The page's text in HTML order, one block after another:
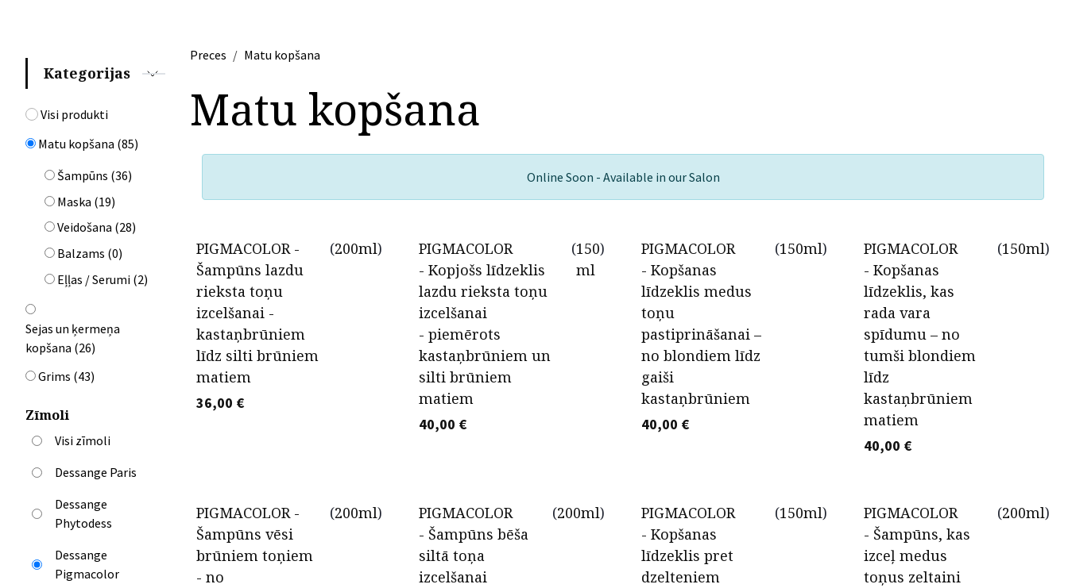
Kategorijas
Visi produkti
Matu kopšana (85)
Šampūns (36)
Maska (19)
Veidošana (28)
Balzams (0)
Eļļas / Serumi (2)
Sejas un ķermeņa
kopšana (26)
Grims (43)
Zīmoli
Visi zīmoli
Dessange Paris
Dessange
Phytodess
Dessange
Pigmacolor
Preces Matu kopšana
Matu kopšana
Online Soon - Available in our Salon
PIGMACOLOR -
Šampūns lazdu
rieksta toņu
izcelšanai -
kastaņbrūniem
līdz silti brūniem
matiem
(200ml)
36,00 €
PIGMACOLOR
- Kopjošs līdzeklis
lazdu rieksta toņu
izcelšanai
- piemērots
kastaņbrūniem un
silti brūniem
matiem
(150
ml
)
40,00 €
PIGMACOLOR
- Kopšanas
līdzeklis medus
toņu
pastiprināšanai –
no blondiem līdz
gaiši
kastaņbrūniem
(150ml)
40,00 €
PIGMACOLOR
- Kopšanas
līdzeklis, kas
rada vara
spīdumu – no
tumši blondiem
līdz
kastaņbrūniem
matiem
(150ml)
40,00 €
PIGMACOLOR -
Šampūns vēsi
brūniem toņiem
- no
(200ml)
PIGMACOLOR
- Šampūns bēša
siltā toņa
izcelšanai
(200ml)
PIGMACOLOR
- Kopšanas
līdzeklis pret
dzelteniem
(150ml)
PIGMACOLOR
- Šampūns, kas
izceļ medus
toņus zeltaini
(200ml)